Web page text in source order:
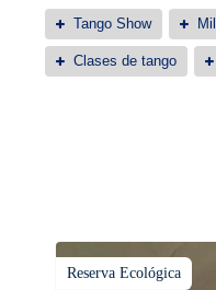
Tango Show
Clases de tango
Reserva Ecológica